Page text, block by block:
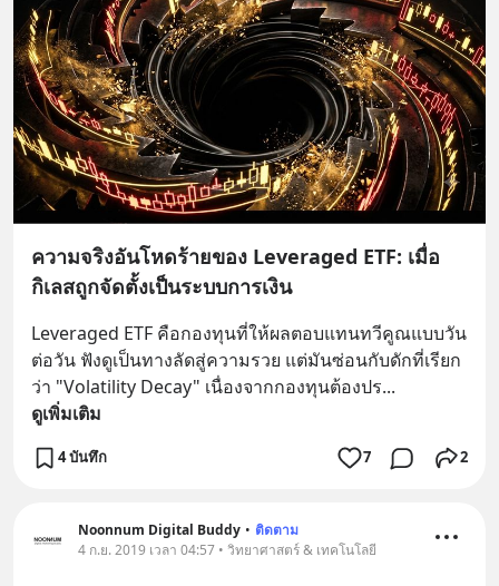
ความจริงอันโหดร้ายของ Leveraged ETF: เมื่อ
กิเลสถูกจัดตั้งเป็นระบบการเงิน
Leveraged ETF คือกองทุนที่ให้ผลตอบแทนทวีคูณแบบวัน
ต่อวัน ฟังดูเป็นทางลัดสู่ความรวย แต่มันซ่อนกับดักที่เรียก
ว่า "Volatility Decay" เนื่องจากกองทุนต้องปร...
ดูเพิ่มเติม
4 บันทึก 7 2
Noonnum Digital Buddy • ติดตาม
4 ก.ย. 2019 เวลา 04:57 • วิทยาศาสตร์ & เทคโนโลยี